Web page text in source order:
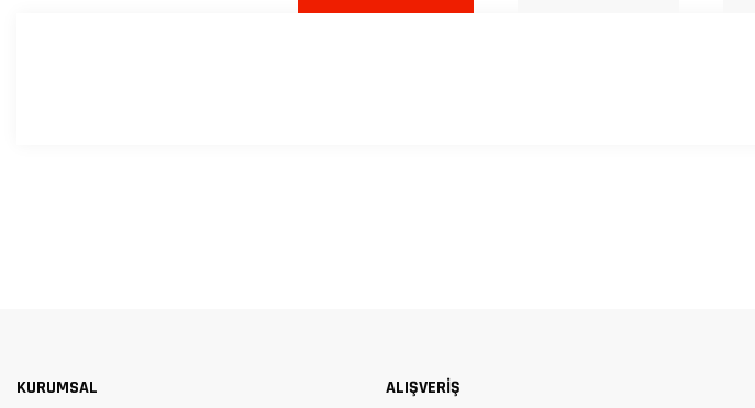
KURUMSAL ALIŞVERİŞ